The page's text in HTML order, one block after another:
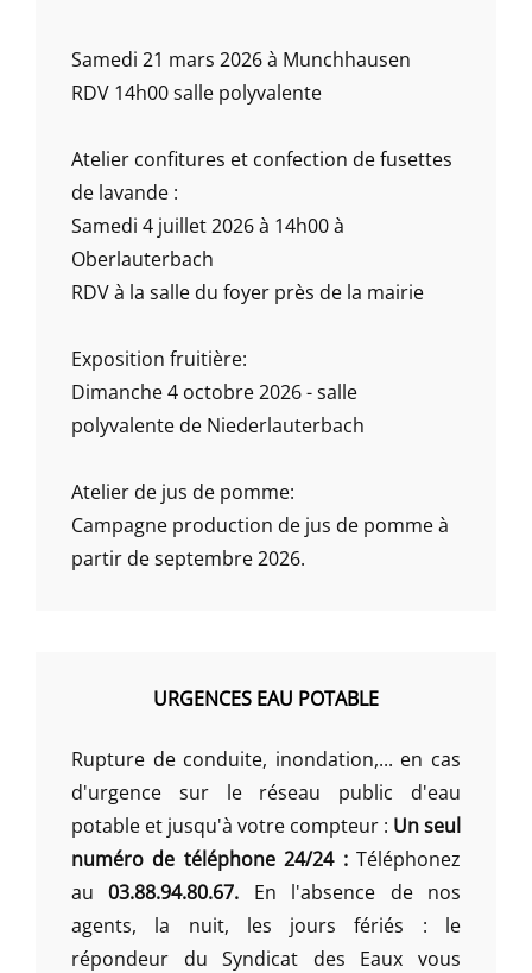
Samedi 21 mars 2026 à Munchhausen
RDV 14h00 salle polyvalente
Atelier confitures et confection de fusettes
de lavande :
Samedi 4 juillet 2026 à 14h00 à
Oberlauterbach
RDV à la salle du foyer près de la mairie
Exposition fruitière:
Dimanche 4 octobre 2026 - salle
polyvalente de Niederlauterbach
Atelier de jus de pomme:
Campagne production de jus de pomme à
partir de septembre 2026.
URGENCES EAU POTABLE
Rupture de conduite, inondation,... en cas
d'urgence sur le réseau public d'eau
potable et jusqu'à votre compteur : Un seul
numéro de téléphone 24/24 :Téléphonez
au03.88.94.80.67. En l'absence de nos
agents, la nuit, les jours fériés : le
répondeur du Syndicat des Eaux vous